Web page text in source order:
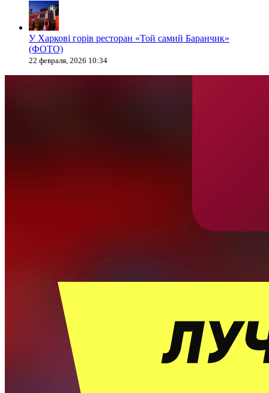
У Харкові горів ресторан «Той самий Баранчик»
(ФОТО)
22 февраля, 2026 10:34